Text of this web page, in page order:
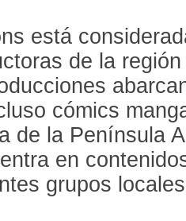
está
de la
cómics
de la Península
en
grupos